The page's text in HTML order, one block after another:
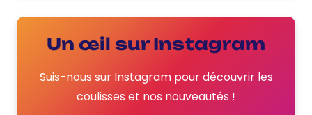
Un œil sur Instagram
Suis-nous sur Instagram pour découvrir les
coulisses et nos nouveautés !